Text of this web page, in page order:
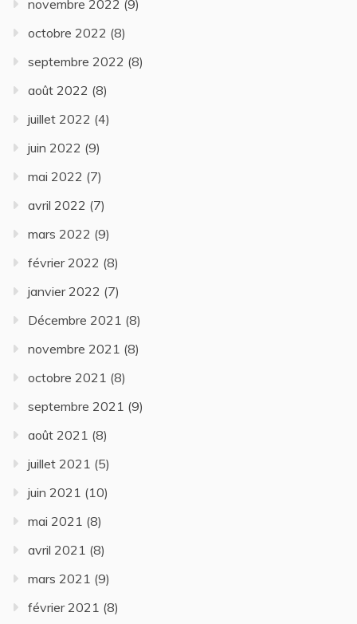
novembre 2022 (9)
octobre 2022 (8)
septembre 2022 (8)
août 2022 (8)
juillet 2022 (4)
juin 2022 (9)
mai 2022 (7)
avril 2022 (7)
mars 2022 (9)
février 2022 (8)
janvier 2022 (7)
Décembre 2021 (8)
novembre 2021 (8)
octobre 2021 (8)
septembre 2021 (9)
août 2021 (8)
juillet 2021 (5)
juin 2021 (10)
mai 2021 (8)
avril 2021 (8)
mars 2021 (9)
février 2021 (8)